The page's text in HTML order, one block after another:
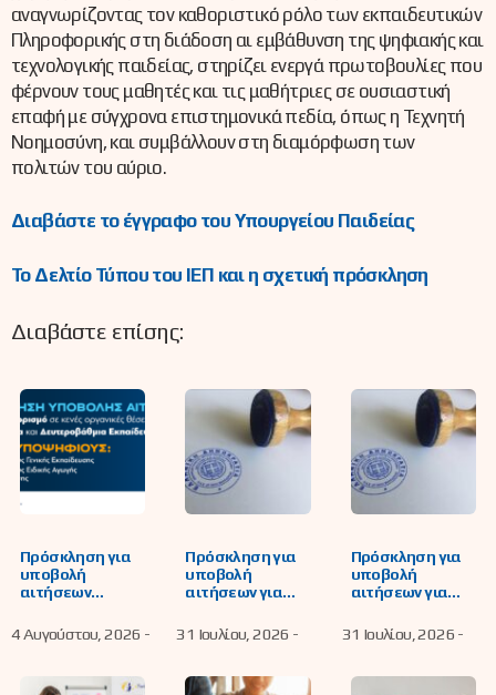
αναγνωρίζοντας τον καθοριστικό ρόλο των εκπαιδευτικών
Πληροφορικής στη διάδοση αι εμβάθυνση της ψηφιακής και
τεχνολογικής παιδείας, στηρίζει ενεργά πρωτοβουλίες που
φέρνουν τους μαθητές και τις μαθήτριες σε ουσιαστική
επαφή με σύγχρονα επιστημονικά πεδία, όπως η Τεχνητή
Νοημοσύνη, και συμβάλλουν στη διαμόρφωση των
πολιτών του αύριο.
Διαβάστε το έγγραφο του Υπουργείου Παιδείας
Το Δελτίο Τύπου του ΙΕΠ και η σχετική πρόσκληση
Διαβάστε επίσης:
Πρόσκληση για
υποβολή
αιτήσεων
εκπαιδευτικών
για μόνιμο
κενές οργανικές
4 Αυγούστου, 2026 -
Πρόσκληση για
υποβολή
αιτήσεων για
του
εβδομαδιαίου
διδακτικού
31 Ιουλίου, 2026 -
Πρόσκληση για
υποβολή
αιτήσεων για
εντός ΠΥΣΔΕ
οργανικά
εκπαιδευτικών
31 Ιουλίου, 2026 -